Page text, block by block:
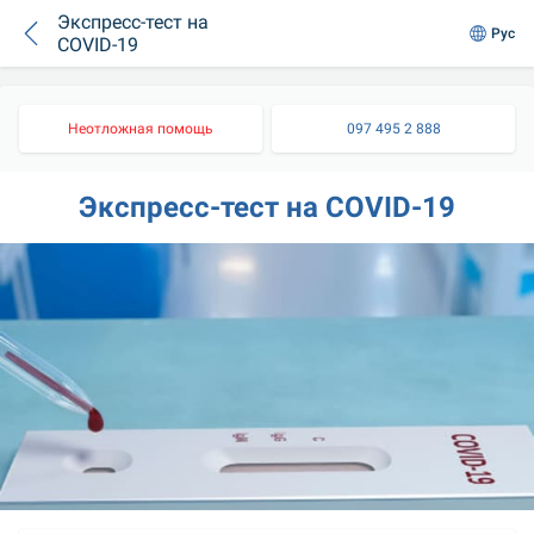
Экспресс-тест на
COVID-19
Рус
Неотложная помощь 097 495 2 888
Экспресс-тест на COVID-19